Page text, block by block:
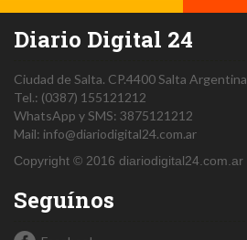
Diario Digital 24
Ciudad de Salta. CP.4400Salta Argentina
Tel.: (0387) 155121212
WhatsApp y SMS: 3875121212
Mail: info@diariodigital24.com.ar
Copyright © 2016 diariodigital24.com.ar
Seguínos